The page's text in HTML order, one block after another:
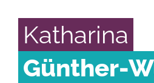
Katharina
Günther-